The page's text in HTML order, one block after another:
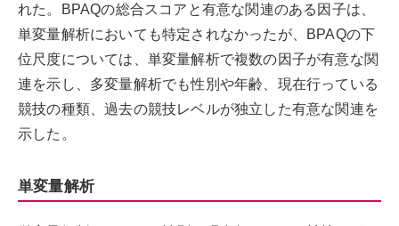
れた。BPAQの総合スコアと有意な関連のある因子は、
単変量解析においても特定されなかったが、BPAQの下
位尺度については、単変量解析で複数の因子が有意な関
連を示し、多変量解析でも性別や年齢、現在行っている
競技の種類、過去の競技レベルが独立した有意な関連を
示した。
単変量解析